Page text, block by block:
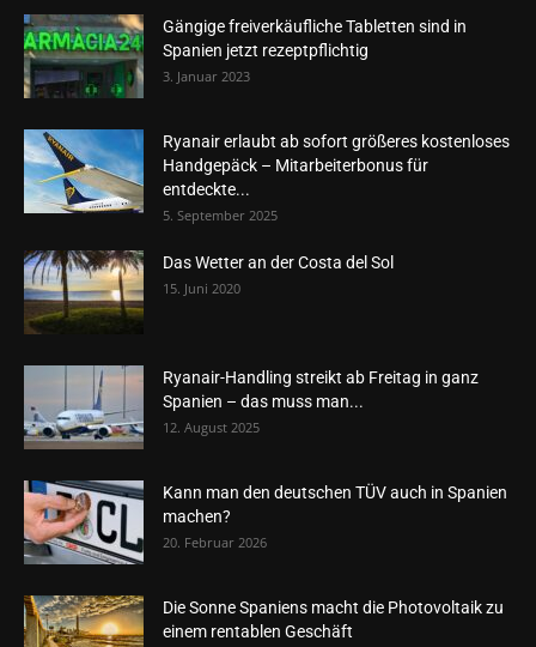
Gängige freiverkäufliche Tabletten sind in
Spanien jetzt rezeptpflichtig
3. Januar 2023
Ryanair erlaubt ab sofort größeres kostenloses
Handgepäck – Mitarbeiterbonus für
entdeckte...
5. September 2025
Das Wetter an der Costa del Sol
15. Juni 2020
Ryanair-Handling streikt ab Freitag in ganz
Spanien – das muss man...
12. August 2025
Kann man den deutschen TÜV auch in Spanien
machen?
20. Februar 2026
Die Sonne Spaniens macht die Photovoltaik zu
einem rentablen Geschäft